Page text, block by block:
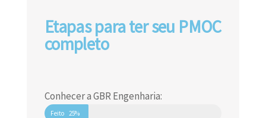
Etapas para ter seu PMOC
completo
Conhecer a GBR Engenharia:
Feito 25%